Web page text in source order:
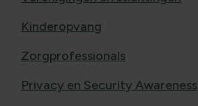
Kinderopvang
Zorgprofessionals
Privacy en Security Awareness